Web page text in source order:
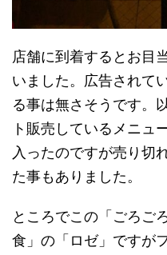
店舗に到着するとお目
いました。広告されて
る事は無さそうです。
ト販売しているメニュ
入ったのですが売り切
た事もありました。
ところでこの「ごろご
食」の「ロゼ」ですが